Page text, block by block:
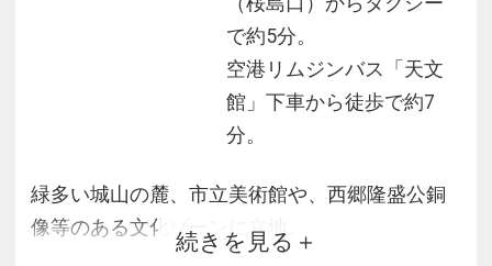
で約5分。
空港リムジンバス「天文
館」下車から徒歩で約7
分。
緑多い城山の麓、市立美術館や、西郷隆盛公銅
像等のある文化ゾーンに立地。
交通アクセスも便利。
続きを見る